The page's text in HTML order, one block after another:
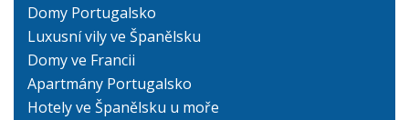
Domy Portugalsko
Luxusní vily ve Španělsku
Domy ve Francii
Apartmány Portugalsko
Hotely ve Španělsku u moře